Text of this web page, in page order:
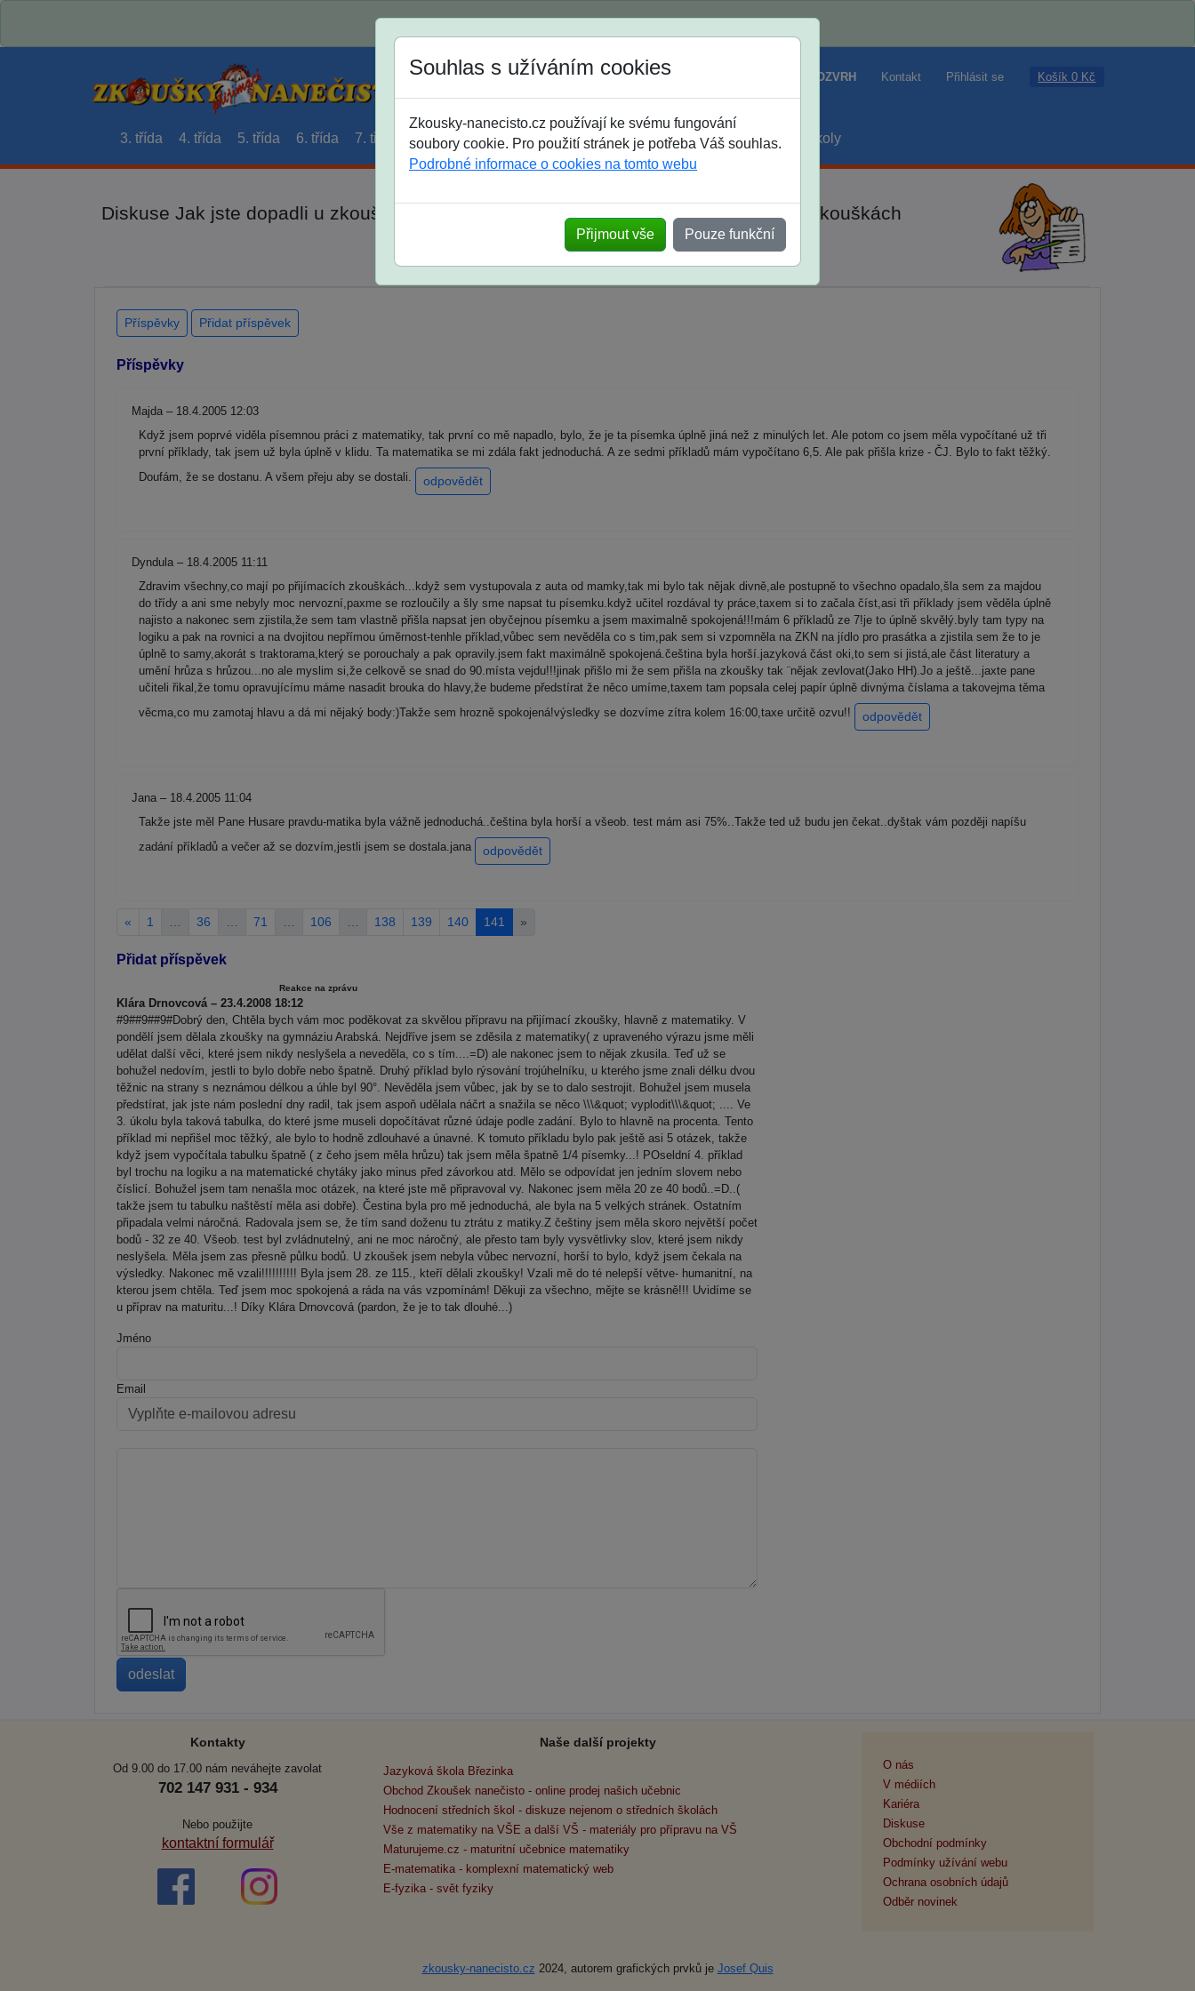
Jak si vybrat ROZVRH Kontakt Přihlásit se Košík 0 Kč
3. třída 4. třída 5. třída 6. třída 7. třída 8. třída 9. třída střední maturanti soutěže prázdniny školy
Diskuse Jak jste dopadli u zkoušek na SŠ? Vaše ohlasy po skutečných přijímacích zkouškách
Souhlas s užíváním cookies
Zkousky-nanecisto.cz používají ke svému fungování
soubory cookie. Pro použití stránek je potřeba Váš souhlas.
Podrobné informace o cookies na tomto webu
Přijmout vše Pouze funkční
Příspěvky Přidat příspěvek
Příspěvky
Majda – 18.4.2005 12:03
Když jsem poprvé viděla písemnou práci z matematiky, tak první co mě napadlo, bylo, že je ta písemka úplně jiná než z minulých let. Ale potom co jsem měla vypočítané už tři
první příklady, tak jsem už byla úplně v klidu. Ta matematika se mi zdála fakt jednoduchá. A ze sedmi příkladů mám vypočítano 6,5. Ale pak přišla krize - ČJ. Bylo to fakt těžký.
Doufám, že se dostanu. A všem přeju aby se dostali.
odpovědět
Dyndula – 18.4.2005 11:11
Zdravim všechny,co mají po přijímacích zkouškách...když sem vystupovala z auta od mamky,tak mi bylo tak nějak divně,ale postupně to všechno opadalo,šla sem za majdou
do třídy a ani sme nebyly moc nervozní,paxme se rozloučily a šly sme napsat tu písemku.když učitel rozdával ty práce,taxem si to začala číst,asi tři příklady jsem věděla úplně
najisto a nakonec sem zjistila,že sem tam vlastně přišla napsat jen obyčejnou písemku a jsem maximalně spokojená!!!mám 6 příkladů ze 7!je to úplně skvělý.byly tam typy na
logiku a pak na rovnici a na dvojitou nepřímou úměrnost-tenhle příklad,vůbec sem nevěděla co s tim,pak sem si vzpomněla na ZKN na jídlo pro prasátka a zjistila sem že to je
úplně to samy,akorát s traktorama,který se porouchaly a pak opravily.jsem fakt maximálně spokojená.čeština byla horší.jazyková část oki,to sem si jistá,ale část literatury a
umění hrůza s hrůzou...no ale myslim si,že celkově se snad do 90.místa vejdu!!!jinak přišlo mi že sem přišla na zkoušky tak ¨nějak zevlovat(Jako HH).Jo a ještě...jaxte pane
učiteli řikal,že tomu opravujícímu máme nasadit brouka do hlavy,že budeme předstírat že něco umíme,taxem tam popsala celej papír úplně divnýma číslama a takovejma těma
věcma,co mu zamotaj hlavu a dá mi nějaký body:)Takže sem hrozně spokojená!výsledky se dozvíme zítra kolem 16:00,taxe určitě ozvu!!
odpovědět
Jana – 18.4.2005 11:04
Takže jste měl Pane Husare pravdu-matika byla vážně jednoduchá..čeština byla horší a všeob. test mám asi 75%..Takže ted už budu jen čekat..dyštak vám později napíšu
zadání příkladů a večer až se dozvím,jestli jsem se dostala.jana
odpovědět
« 1 36 71 106 138 139 140 141 »
Přidat příspěvek
Reakce na zprávu
Klára Drnovcová – 23.4.2008 18:12
#9##9##9#Dobrý den, Chtěla bych vám moc poděkovat za skvělou přípravu na přijímací zkoušky, hlavně z matematiky. V
pondělí jsem dělala zkoušky na gymnáziu Arabská. Nejdříve jsem se zděsila z matematiky( z upraveného výrazu jsme měli
udělat další věci, které jsem nikdy neslyšela a neveděla, co s tím....=D) ale nakonec jsem to nějak zkusila. Teď už se
bohužel nedovím, jestli to bylo dobře nebo špatně. Druhý příklad bylo rýsování trojúhelníku, u kterého jsme znali délku dvou
těžnic na strany s neznámou délkou a úhle byl 90°. Nevěděla jsem vůbec, jak by se to dalo sestrojit. Bohužel jsem musela
předstírat, jak jste nám poslední dny radil, tak jsem aspoň udělala náčrt a snažila se něco \\\&quot; vyplodit\\\&quot; .... Ve
3. úkolu byla taková tabulka, do které jsme museli dopočítávat různé údaje podle zadání. Bylo to hlavně na procenta. Tento
příklad mi nepřišel moc těžký, ale bylo to hodně zdlouhavé a únavné. K tomuto příkladu bylo pak ještě asi 5 otázek, takže
když jsem vypočítala tabulku špatně ( z čeho jsem měla hrůzu) tak jsem měla špatně 1/4 písemky...! POseldní 4. příklad
byl trochu na logiku a na matematické chytáky jako minus před závorkou atd. Mělo se odpovídat jen jedním slovem nebo
číslicí. Bohužel jsem tam nenašla moc otázek, na které jste mě připravoval vy. Nakonec jsem měla 20 ze 40 bodů..=D..(
takže jsem tu tabulku naštěstí měla asi dobře). Čestina byla pro mě jednoduchá, ale byla na 5 velkých stránek. Ostatním
připadala velmi náročná. Radovala jsem se, že tím sand doženu tu ztrátu z matiky.Z češtiny jsem měla skoro největší počet
bodů - 32 ze 40. Všeob. test byl zvládnutelný, ani ne moc náročný, ale přesto tam byly vysvětlivky slov, které jsem nikdy
neslyšela. Měla jsem zas přesně půlku bodů. U zkoušek jsem nebyla vůbec nervozní, horší to bylo, když jsem čekala na
výsledky. Nakonec mě vzali!!!!!!!!!! Byla jsem 28. ze 115., kteří dělali zkoušky! Vzali mě do té nelepší větve- humanitní, na
kterou jsem chtěla. Teď jsem moc spokojená a ráda na vás vzpomínám! Děkuji za všechno, mějte se krásně!!! Uvidíme se
u příprav na maturitu...! Díky Klára Drnovcová (pardon, že je to tak dlouhé...)
Jméno
Email
Kontakty
Od 9.00 do 17.00 nám neváhejte zavolat
702 147 931 - 934
Nebo použijte
kontaktní formulář
Naše další projekty
Jazyková škola Březinka
Obchod Zkoušek nanečisto - online prodej našich učebnic
Hodnocení středních škol - diskuze nejenom o středních školách
Vše z matematiky na VŠE a další VŠ - materiály pro přípravu na VŠ
Maturujeme.cz - maturitní učebnice matematiky
E-matematika - komplexní matematický web
E-fyzika - svět fyziky
O nás
V médiích
Kariéra
Diskuse
Obchodní podmínky
Podmínky užívání webu
Ochrana osobních údajů
Odběr novinek
zkousky-nanecisto.cz 2024, autorem grafických prvků je Josef Quis